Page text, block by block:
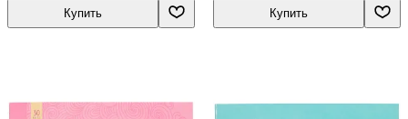
Купить Купить